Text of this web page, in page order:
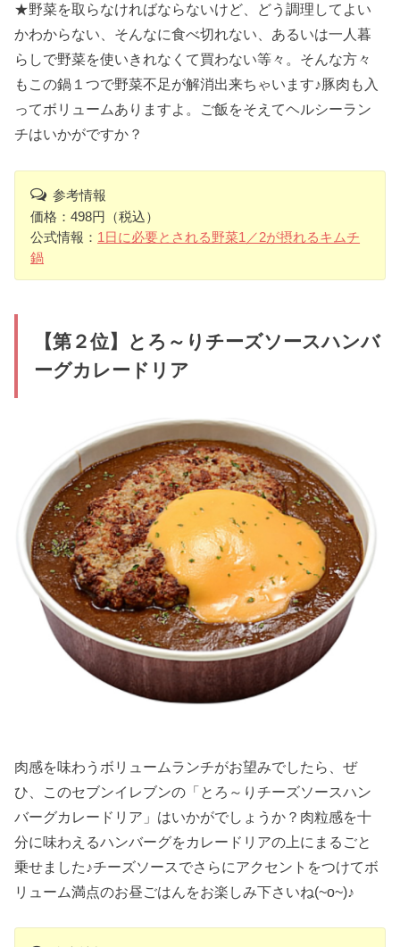
★野菜を取らなければならないけど、どう調理してよい
かわからない、そんなに食べ切れない、あるいは一人暮
らしで野菜を使いきれなくて買わない等々。そんな方々
もこの鍋１つで野菜不足が解消出来ちゃいます♪豚肉も入
ってボリュームありますよ。ご飯をそえてヘルシーラン
チはいかがですか？
参考情報
価格：498円（税込）
公式情報： 1日に必要とされる野菜1／2が摂れるキムチ
鍋
【第２位】とろ～りチーズソースハンバ
ーグカレードリア
肉感を味わうボリュームランチがお望みでしたら、ぜ
ひ、このセブンイレブンの「とろ～りチーズソースハン
バーグカレードリア」はいかがでしょうか？肉粒感を十
分に味わえるハンバーグをカレードリアの上にまるごと
乗せました♪チーズソースでさらにアクセントをつけてボ
リューム満点のお昼ごはんをお楽しみ下さいね(~o~)♪